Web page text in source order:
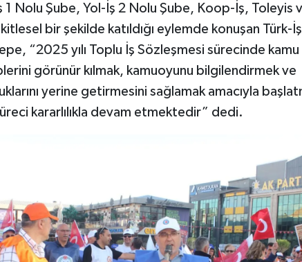
1 Nolu Şube, Yol-İş 2 Nolu Şube, Koop-İş, Toleyis
bir şekilde katıldığı eylemde konuşan Türk-İş
“2025 yılı Toplu İş Sözleşmesi sürecinde
görünür kılmak, kamuoyunu bilgilendirmek ve
yerine getirmesini sağlamak amacıyla
kararlılıkla devam etmektedir” dedi.